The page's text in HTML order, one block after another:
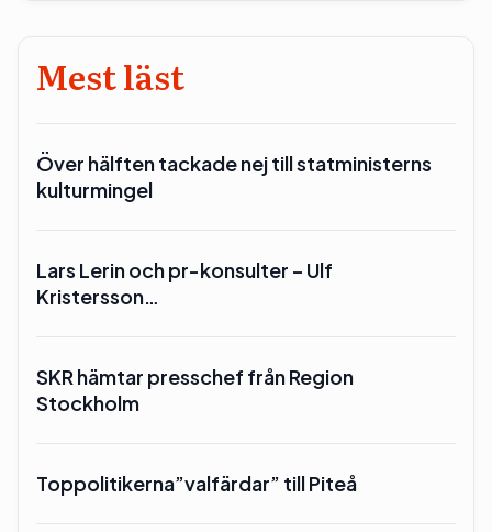
Mest läst
Över hälften tackade nej till statministerns
kulturmingel
Lars Lerin och pr-konsulter – Ulf
Kristersson…
SKR hämtar presschef från Region
Stockholm
Toppolitikerna”valfärdar” till Piteå